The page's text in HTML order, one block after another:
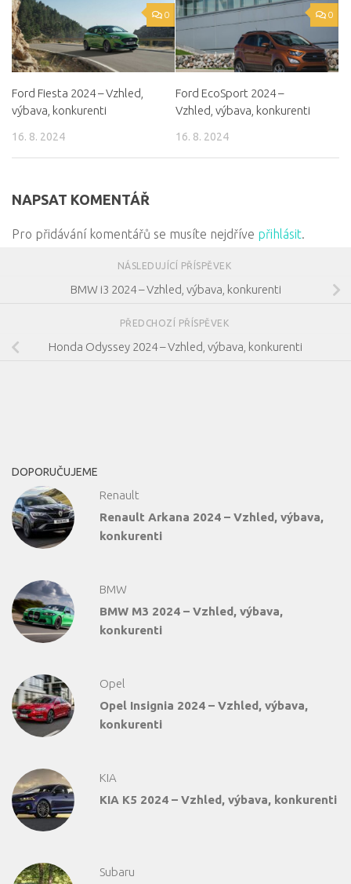
0
Ford Fiesta 2024 – Vzhled,
výbava, konkurenti
16. 8. 2024
0
Ford EcoSport 2024 –
Vzhled, výbava, konkurenti
16. 8. 2024
NAPSAT KOMENTÁŘ
Pro přidávání komentářů se musíte nejdříve přihlásit.
NÁSLEDUJÍCÍ PŘÍSPĚVEK
BMW i3 2024 – Vzhled, výbava, konkurenti
PŘEDCHOZÍ PŘÍSPĚVEK
Honda Odyssey 2024 – Vzhled, výbava, konkurenti
DOPORUČUJEME
Renault
Renault Arkana 2024 – Vzhled, výbava,
konkurenti
BMW
BMW M3 2024 – Vzhled, výbava,
konkurenti
Opel
Opel Insignia 2024 – Vzhled, výbava,
konkurenti
KIA
KIA K5 2024 – Vzhled, výbava, konkurenti
Subaru